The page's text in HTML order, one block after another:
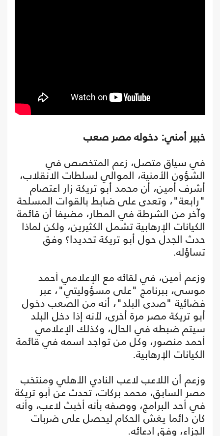
خبير أمني: دخوله مصر صعب
في سياق متصل، زعم المتخصص في
الشؤون الأمنية، الموالي لسلطات الانقلاب،
أشرف أمين، أن محمد أبو تريكة زار اعتصام
"رابعة"، وتعدى على ضابط بالقوات المسلحة
وآخر من الشرطة في المطار، مضيفا أن قائمة
الكيانات الإرهابية تشمل الكثيرين، ولكن لماذا
حدث الجدل حول أبو تريكة تحديدا؟ وفق
تساؤله.
وزعم أمين، في لقائه مع الإعلامي أحمد
موسى، ببرنامج "على مسؤوليتي"، عبر
فضائية "صدى البلد"، أنه من الصعب دخول
أبو تريكة مصر مرة أخرى، لأنه إذا دخل البلد
سيتم ضبطه في الحال، وكذلك الإعلامي
أحمد منصور، وكل من تواجد اسمه في قائمة
الكيانات الإرهابية.
وزعم أن اللاعب لاعب النادي الأهلي ومنتخب
مصر السابق، محمد بركات، تحدث عن أبو تريكة
في أحد البرامج، ووصفه بأنه أخبث لاعب، وأنه
كان دائما يغش الحكام ليحصل على ضربات
الجزاء، وفق ادعائه.